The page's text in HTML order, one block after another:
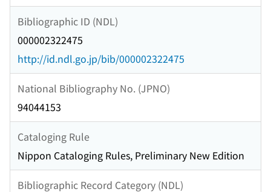
Bibliographic ID (NDL)
000002322475
http://id.ndl.go.jp/bib/000002322475
National Bibliography No. (JPNO)
94044153
Cataloging Rule
Nippon Cataloging Rules, Preliminary New Edition
Bibliographic Record Category (NDL)